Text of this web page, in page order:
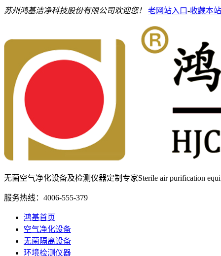
苏州鸿基洁净科技股份有限公司欢迎您！ 老网站入口-收藏本站
无菌空气净化设备及检测仪器定制专家Sterile air purification
服务热线： 4006-555-379
鸿基首页
空气净化设备
无菌隔离设备
环境检测仪器